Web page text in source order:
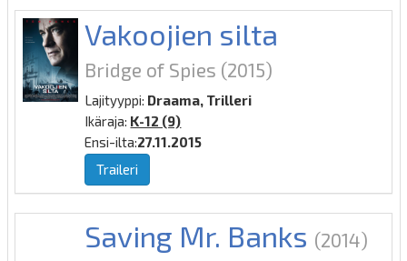
Vakoojien silta
Bridge of Spies (2015)
Lajityyppi: Draama, Trilleri
Ikäraja: K-12 (9)
Ensi-ilta:27.11.2015
Traileri
Saving Mr. Banks (2014)